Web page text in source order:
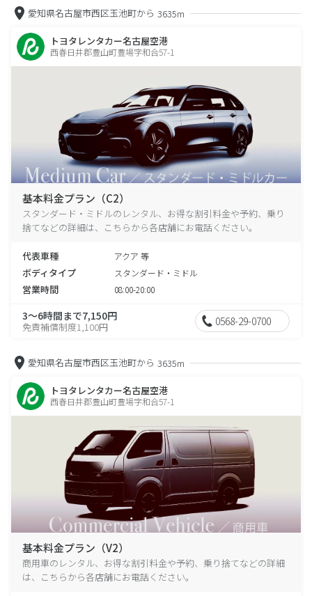
愛知県名古屋市西区玉池町から 3635m
トヨタレンタカー名古屋空港
西春日井郡豊山町豊場字和合57-1
基本料金プラン（C2）
スタンダード・ミドルのレンタル、お得な割引料金や予約、乗り
捨てなどの詳細は、こちらから各店舗にお電話ください。
代表車種 アクア 等
ボディタイプ スタンダード・ミドル
営業時間 08:00-20:00
3～6時間まで7,150円
免責補償制度1,100円 0568-29-0700
愛知県名古屋市西区玉池町から 3635m
トヨタレンタカー名古屋空港
西春日井郡豊山町豊場字和合57-1
基本料金プラン（V2）
商用車のレンタル、お得な割引料金や予約、乗り捨てなどの詳細
は、こちらから各店舗にお電話ください。